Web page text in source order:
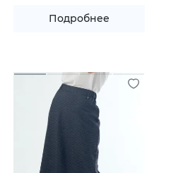
Подробнее